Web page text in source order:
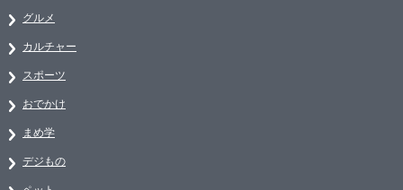
グルメ
カルチャー
スポーツ
おでかけ
まめ学
デジもの